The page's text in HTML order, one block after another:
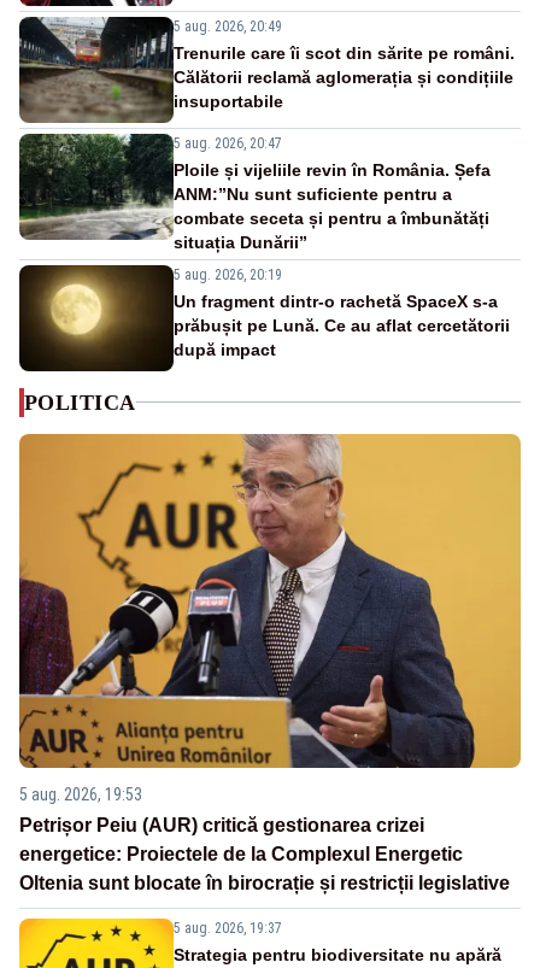
5 aug. 2026, 20:49
Trenurile care îi scot din sărite pe români.
Călătorii reclamă aglomerația și condițiile
insuportabile
5 aug. 2026, 20:47
Ploile și vijeliile revin în România. Șefa
ANM:”Nu sunt suficiente pentru a
combate seceta și pentru a îmbunătăți
situația Dunării”
5 aug. 2026, 20:19
Un fragment dintr-o rachetă SpaceX s-a
prăbușit pe Lună. Ce au aflat cercetătorii
după impact
POLITICA
5 aug. 2026, 19:53
Petrișor Peiu (AUR) critică gestionarea crizei
energetice: Proiectele de la Complexul Energetic
Oltenia sunt blocate în birocrație și restricții legislative
5 aug. 2026, 19:37
Strategia pentru biodiversitate nu apără